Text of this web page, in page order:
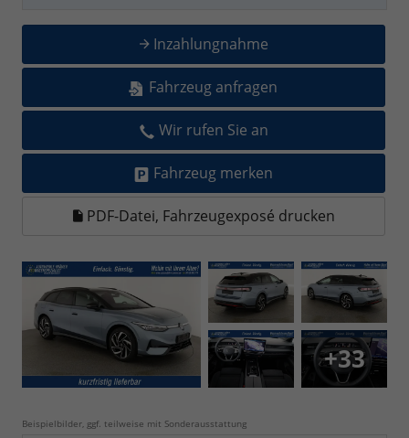
Inzahlungnahme
Fahrzeug anfragen
Wir rufen Sie an
Fahrzeug merken
PDF-Datei, Fahrzeugexposé drucken
+33
Beispielbilder, ggf. teilweise mit Sonderausstattung